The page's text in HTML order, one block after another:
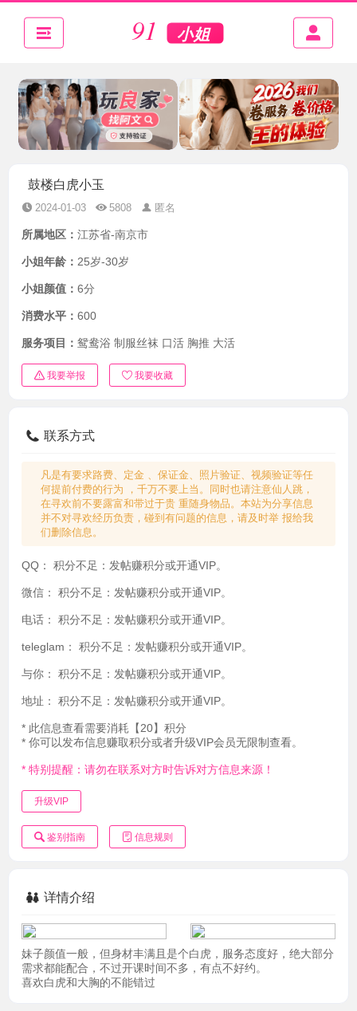
鼓楼白虎小玉
2024-01-03 5808 匿名
所属地区： 江苏省-南京市
小姐年龄： 25岁-30岁
小姐颜值： 6分
消费水平： 600
服务项目： 鸳鸯浴 制服丝袜 口活 胸推 大活
我要举报 我要收藏
联系方式
凡是有要求路费、定金 、保证金、照片验证、视频验证等任
何提前付费的行为 ，千万不要上当。同时也请注意仙人跳，
在寻欢前不要露富和带过于贵 重随身物品。本站为分享信息
并不对寻欢经历负责，碰到有问题的信息，请及时举 报给我
们删除信息。
QQ： 积分不足：发帖赚积分或开通VIP。
微信： 积分不足：发帖赚积分或开通VIP。
电话： 积分不足：发帖赚积分或开通VIP。
teleglam： 积分不足：发帖赚积分或开通VIP。
与你： 积分不足：发帖赚积分或开通VIP。
地址： 积分不足：发帖赚积分或开通VIP。
* 此信息查看需要消耗【20】积分
* 你可以发布信息赚取积分或者升级VIP会员无限制查看。
* 特别提醒：请勿在联系对方时告诉对方信息来源！
升级VIP
鉴别指南 信息规则
详情介绍
妹子颜值一般，但身材丰满且是个白虎，服务态度好，绝大部分
需求都能配合，不过开课时间不多，有点不好约。
喜欢白虎和大胸的不能错过